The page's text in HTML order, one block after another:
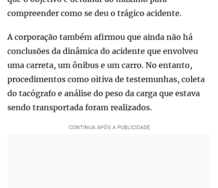
compreender como se deu o trágico acidente.
A corporação também afirmou que ainda não há
conclusões da dinâmica do acidente que envolveu
uma carreta, um ônibus e um carro. No entanto,
procedimentos como oitiva de testemunhas, coleta
do tacógrafo e análise do peso da carga que estava
sendo transportada foram realizados.